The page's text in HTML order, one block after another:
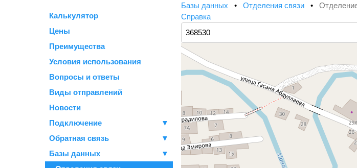
Калькулятор
Цены
Преимущества
Условия использования
Вопросы и ответы
Виды отправлений
Новости
Подключение
▼
Обратная связь
▼
Базы данных
▼
Базы данных • Отделения связи •
Справка